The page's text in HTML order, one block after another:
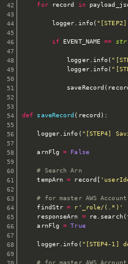
for record in
        logger
. info(
if EVENT_NAME == str
            logger
.info(
            logger
.info(
            saveRecord
(
def saveRecord ( record ) :
    logger
.info ( "[STEP4]
    arnFlg
= False
# Search Arn
    tempArn
= record
# for master AWS Account
    findStr
=
r'_role/(.*)'
    responseArn
= re. search(
    arnFlg
= True
    logger
.info ( "[STEP4-1]